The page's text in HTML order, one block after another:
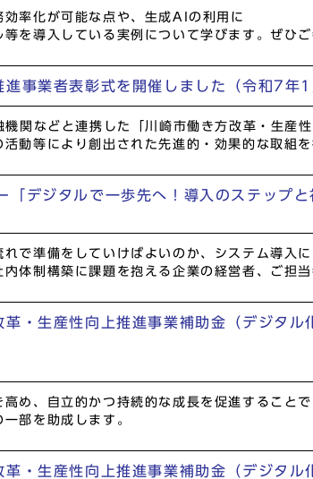
率化が可能な点や、生成AIの利用に
を導入している実例について学びます。ぜひ
事業者表彰式を開催しました（令和7年
関などと連携した「川崎市働き方改革・生産
動等により創出された先進的・効果的な取組
デジタルで一歩先へ！導入のステップ
で準備をしていけばよいのか、システム導入
体制構築に課題を抱える企業の経営者、ご担
・生産性向上推進事業補助金（デジタ
め、自立的かつ持続的な成長を促進すること
部を助成します。
・生産性向上推進事業補助金（デジタ